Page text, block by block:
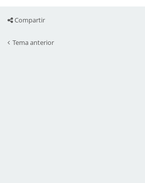
Compartir
Tema anterior